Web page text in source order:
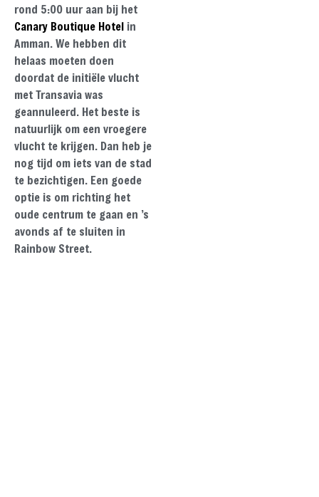
rond 5:00 uur aan bij het
Canary Boutique Hotel in
Amman. We hebben dit
helaas moeten doen
doordat de initiële vlucht
met Transavia was
geannuleerd. Het beste is
natuurlijk om een vroegere
vlucht te krijgen. Dan heb je
nog tijd om iets van de stad
te bezichtigen. Een goede
optie is om richting het
oude centrum te gaan en ’s
avonds af te sluiten in
Rainbow Street.